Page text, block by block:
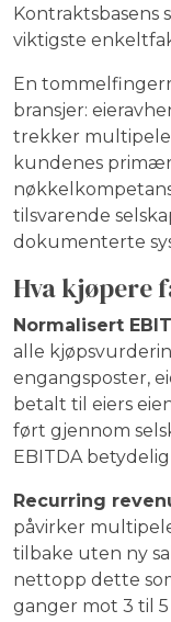
Kontraktsbasens
viktigste
En
bransjer:
trekker
kundenes
tilsvarende
dokumenterte
Hva kjøpere
Normalisert
alle
engangsposter,
betalt til eiers
ført gjennom
EBITDA
Recurring
påvirker
tilbake uten ny
nettopp dette
ganger mot 3 til